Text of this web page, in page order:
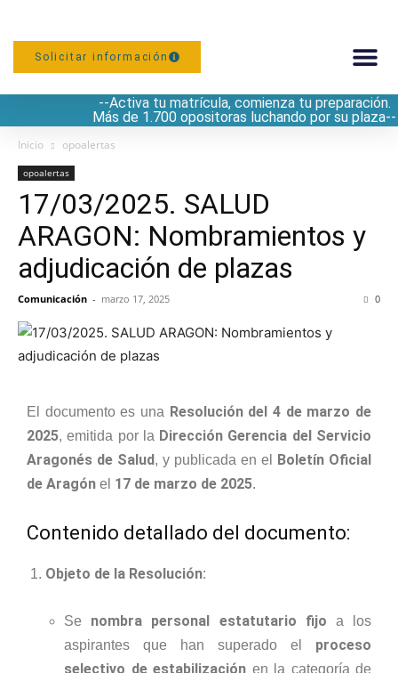
Solicitar información
--Activa tu matrícula, comienza tu preparación.
Más de 1.700 opositoras luchando por su plaza--
Inicio opoalertas
opoalertas
17/03/2025. SALUD
ARAGON: Nombramientos y
adjudicación de plazas
Comunicación - marzo 17, 2025 0
El documento es una Resolución del 4 de marzo de
2025, emitida por la Dirección Gerencia del Servicio
Aragonés de Salud, y publicada en el Boletín Oficial
de Aragón el 17 de marzo de 2025.
Contenido detallado del documento:
Objeto de la Resolución:
Se nombra personal estatutario fijo a los
aspirantes que han superado el proceso
selectivo de estabilización en la categoría de